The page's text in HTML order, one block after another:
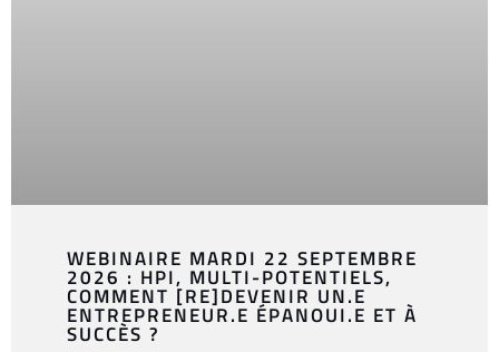
WEBINAIRE MARDI 22 SEPTEMBRE
2026 : HPI, MULTI-POTENTIELS,
COMMENT [RE]DEVENIR UN.E
ENTREPRENEUR.E ÉPANOUI.E ET À
SUCCÈS ?